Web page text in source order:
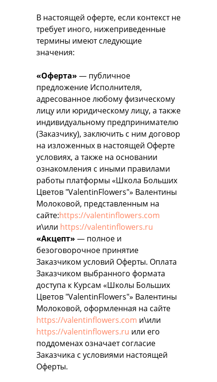
В настоящей оферте, если контекст не
требует иного, нижеприведенные
термины имеют следующие
значения:
«Оферта» — публичное
предложение Исполнителя,
адресованное любому физическому
лицу или юридическому лицу, а также
индивидуальному предпринимателю
(Заказчику), заключить с ним договор
на изложенных в настоящей Оферте
условиях, а также на основании
ознакомления с иными правилами
работы платформы «Школа Больших
Цветов "ValentinFlowers"» Валентины
Молоковой, представленным на
сайте:https://valentinflowers.com
и\или https://valentinflowers.ru
«Акцепт» — полное и
безоговорочное принятие
Заказчиком условий Оферты. Оплата
Заказчиком выбранного формата
доступа к Курсам «Школы Больших
Цветов "ValentinFlowers"» Валентины
Молоковой, оформленная на сайте
https://valentinflowers.com и\или
https://valentinflowers.ru или его
поддоменах означает согласие
Заказчика с условиями настоящей
Оферты.